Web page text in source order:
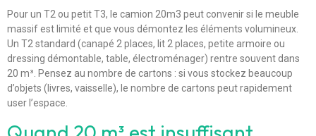
Pour un T2 ou petit T3, le camion 20m3 peut convenir si le meuble
massif est limité et que vous démontez les éléments volumineux.
Un T2 standard (canapé 2 places, lit 2 places, petite armoire ou
dressing démontable, table, électroménager) rentre souvent dans
20 m³. Pensez au nombre de cartons : si vous stockez beaucoup
d’objets (livres, vaisselle), le nombre de cartons peut rapidement
user l’espace.